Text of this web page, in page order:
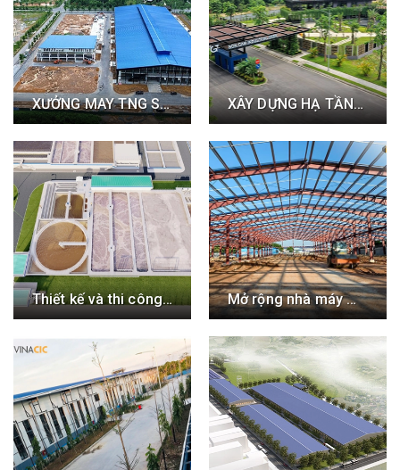
XƯỞNG MAY TNG SƠN CẨM- VIỆT THÁI XÂY DỰNG HẠ TẦNG CỤM CÔNG NGHIỆP SƠN CẨM 1 CÔNG TRÌNH
Thiết kế và thi công nhà máy xử lý nước thải tập trung giai đoạn 3 - VSIP Bắc Ninh Mở rộng nhà máy may TNG Sông Công